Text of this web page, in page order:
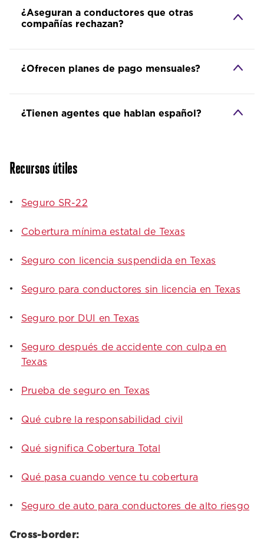
¿Aseguran a conductores que otras
compañías rechazan?
¿Ofrecen planes de pago mensuales?
¿Tienen agentes que hablan español?
Recursos útiles
Seguro SR-22
Cobertura mínima estatal de Texas
Seguro con licencia suspendida en Texas
Seguro para conductores sin licencia en Texas
Seguro por DUI en Texas
Seguro después de accidente con culpa en
Texas
Prueba de seguro en Texas
Qué cubre la responsabilidad civil
Qué significa Cobertura Total
Qué pasa cuando vence tu cobertura
Seguro de auto para conductores de alto riesgo
Cross-border: